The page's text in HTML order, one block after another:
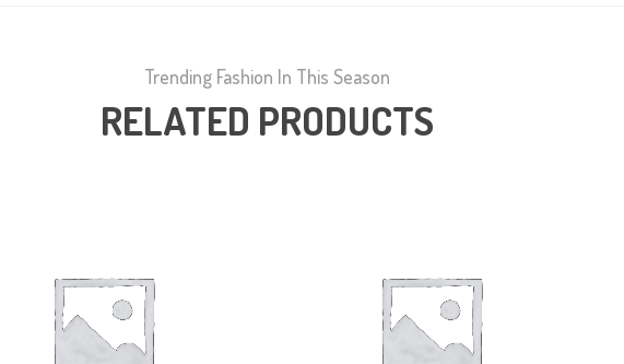
Trending Fashion In This Season
RELATED PRODUCTS